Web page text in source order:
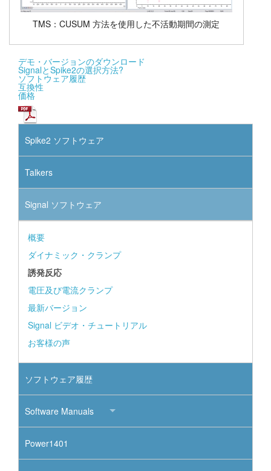
TMS：CUSUM 方法を使用した不活動期間の測定
デモ・バージョンのダウンロード
SignalとSpike2の選択方法?
ソフトウェア履歴
互換性
価格
Spike2 ソフトウェア
Talkers
Signal ソフトウェア
概要
ダイナミック・クランプ
誘発反応
電圧及び電流クランプ
最新バージョン
Signal ビデオ・チュートリアル
お客様の声
ソフトウェア履歴
Software Manuals
Power1401